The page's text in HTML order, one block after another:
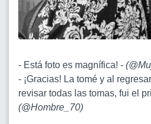
- Está foto es magnífica! - (
- ¡Gracias! La tomé y al
revisar todas las tomas, fui el
(@Hombre_70)